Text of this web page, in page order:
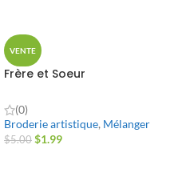
VENTE
Frère et Soeur
(0)
Broderie artistique, Mélanger
$5.00 $1.99